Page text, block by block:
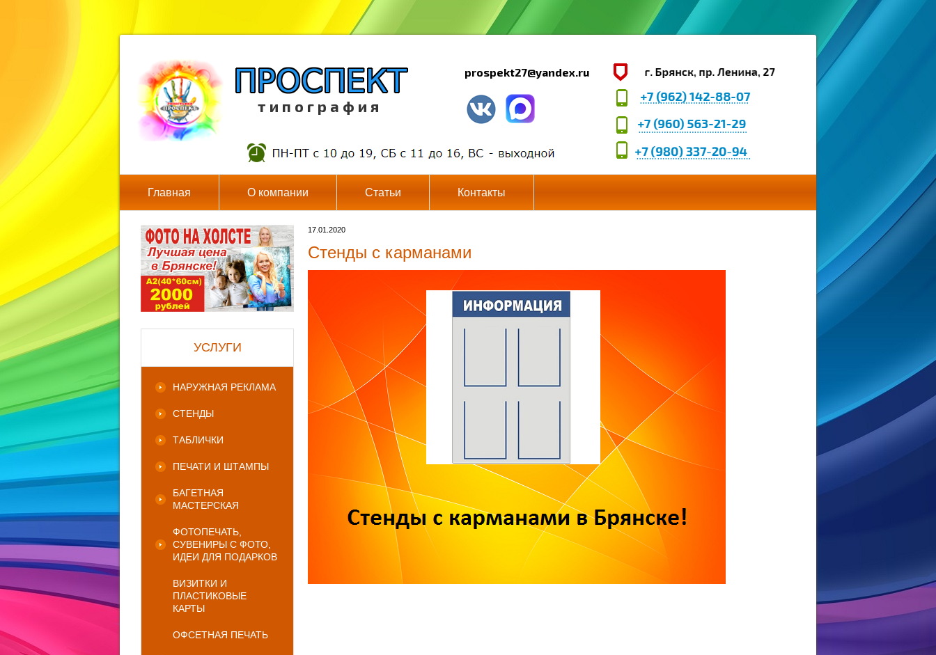
т и п о г р а ф и я
prospekt27@yandex.ru
Главная О компании Статьи Контакты
УСЛУГИ
НАРУЖНАЯ РЕКЛАМА
СТЕНДЫ
ТАБЛИЧКИ
ПЕЧАТИ И ШТАМПЫ
БАГЕТНАЯ
МАСТЕРСКАЯ
ФОТОПЕЧАТЬ,
СУВЕНИРЫ С ФОТО,
ИДЕИ ДЛЯ ПОДАРКОВ
ВИЗИТКИ И
ПЛАСТИКОВЫЕ
КАРТЫ
ОФСЕТНАЯ ПЕЧАТЬ
17.01.2020
Стенды с карманами